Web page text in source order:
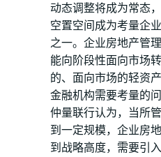
动态调整将成为常态
空置空间成为考量企
之一。企业房地产管
能向阶段性面向市场
的、面向市场的轻资
金融机构需要考量的问
仲量联行认为，当所
到一定规模，企业房
到战略高度，需要引